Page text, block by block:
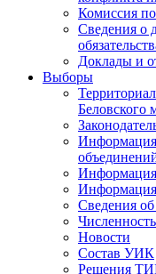
Комиссия
Сведения о
Доклады и
Выборы
Беловского
Информация
Информация
Сведения об
Новости
Состав УИК
Решения